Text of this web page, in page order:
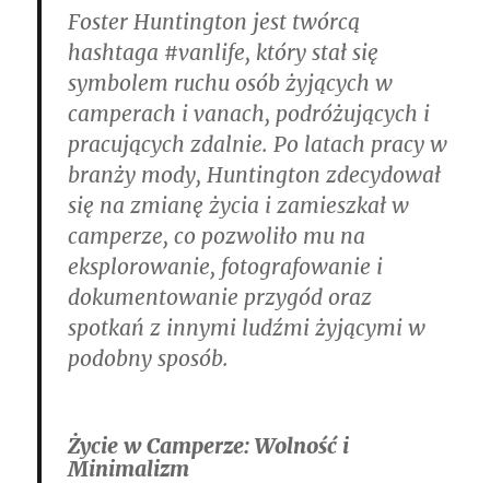
Foster Huntington jest twórcą
hashtaga #vanlife, który stał się
symbolem ruchu osób żyjących w
camperach i vanach, podróżujących i
pracujących zdalnie. Po latach pracy w
branży mody, Huntington zdecydował
się na zmianę życia i zamieszkał w
camperze, co pozwoliło mu na
eksplorowanie, fotografowanie i
dokumentowanie przygód oraz
spotkań z innymi ludźmi żyjącymi w
podobny sposób.
Życie w Camperze: Wolność i
Minimalizm